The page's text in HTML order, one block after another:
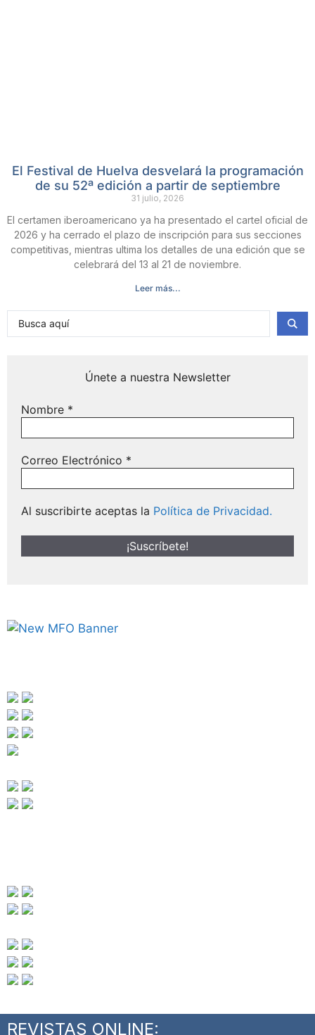
El Festival de Huelva desvelará la programación
de su 52ª edición a partir de septiembre
31 julio, 2026
El certamen iberoamericano ya ha presentado el cartel oficial de
2026 y ha cerrado el plazo de inscripción para sus secciones
competitivas, mientras ultima los detalles de una edición que se
celebrará del 13 al 21 de noviembre.
Leer más...
Únete a nuestra Newsletter
Nombre *
Correo Electrónico *
Al suscribirte aceptas la Política de Privacidad.
REVISTAS ONLINE: